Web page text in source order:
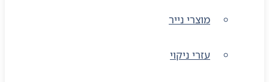
מוצרי נייר
עזרי ניקוי